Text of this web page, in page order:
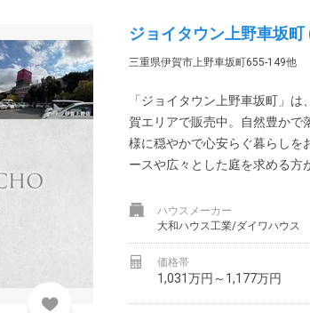
ジョイタウン上野車坂
三重県伊賀市上野車坂町655-149他
「ジョイタウン上野車坂町」
賀エリアで販売中。自然豊かで
様に穏やかで心安らぐ暮らしを
ースや広々とした庭を求める方
ハウスメーカー
大和ハウス工業/ダイワハウス
価格帯
1,031万円～1,177万円